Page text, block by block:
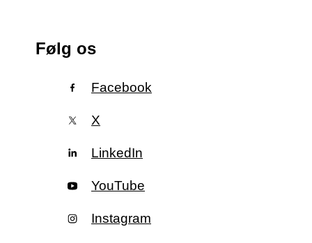
Følg os
Facebook
X
LinkedIn
YouTube
Instagram